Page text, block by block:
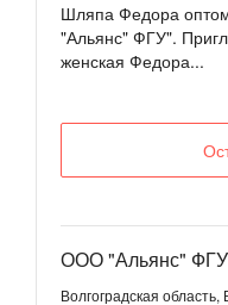
Шляпа Федора
"Альянс" ФГУ".
женская Федора...
ООО "Альянс"
Волгоградская